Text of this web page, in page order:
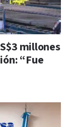
millones
“Fue